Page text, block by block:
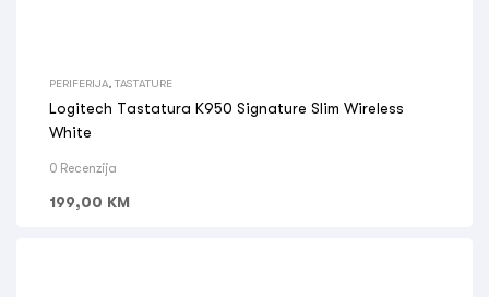
PERIFERIJA TASTATURE
Logitech Tastatura K950 Signature Slim Wireless
White
0 Recenzija
199,00 KM